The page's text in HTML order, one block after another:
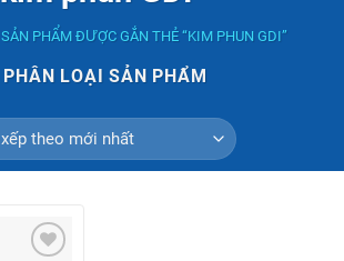
SẢN PHẨM ĐƯỢC GẮN THẺ “KIM PHUN GDI”
PHÂN LOẠI SẢN PHẨM